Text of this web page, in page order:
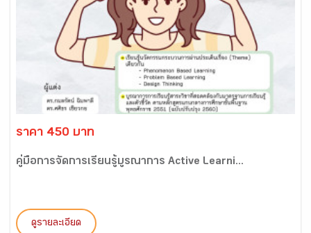
ราคา 450 บาท
คู่มือการจัดการเรียนรู้บูรณาการ Active Learni...
ดูรายละเอียด